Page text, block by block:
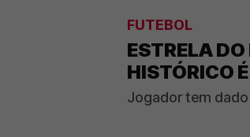
FUTEBOL
ESTRELA
HISTÓRICO
Jogador tem